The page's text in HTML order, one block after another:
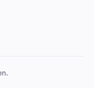
Volledige 2026
Workflows
handleiding voor social
(iPhone,
bulkexports, API-opties,